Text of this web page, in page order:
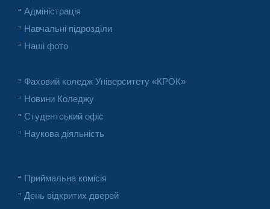
Адміністрація
Навчальні підрозділи
Наші фото
Фаховий коледж Університету «КРОК»
Новини Коледжу
Студентський офіс
Наукова діяльність
Приймальна комісія
День відкритих дверей